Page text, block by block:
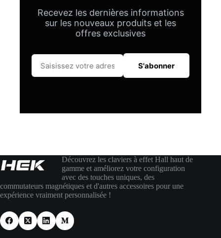
Recevez les dernières informations
sur les nouveaux produits et les
offres exclusives
S'abonner
Découvrez les claviers à effet Hall haut de
gamme et améliorez votre configuration
avec des touches uniques, des
commutateurs magnétiques et d'autres accessoires pour une
expérience vraiment personnalisée !